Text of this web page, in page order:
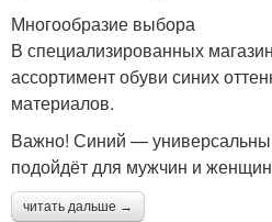
Многообразие выбора
В специализированных
ассортимент обуви синих
материалов.
Важно! Синий —
подойдёт для мужчин и
читать дальше →